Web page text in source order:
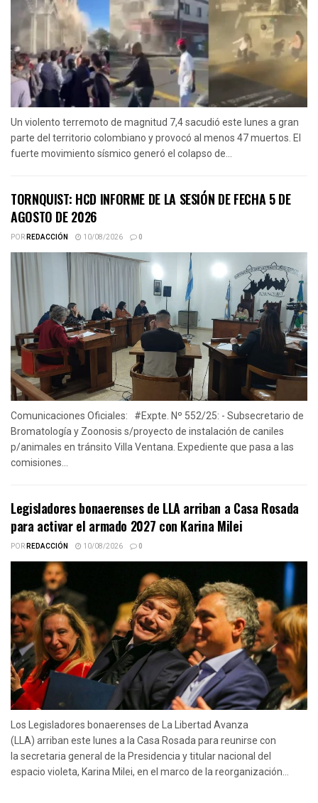
Un violento terremoto de magnitud 7,4 sacudió este lunes a gran
parte del territorio colombiano y provocó al menos 47 muertos. El
fuerte movimiento sísmico generó el colapso de...
TORNQUIST: HCD INFORME DE LA SESIÓN DE FECHA 5 DE
AGOSTO DE 2026
PORREDACCIÓN 10/08/2026 0
Comunicaciones Oficiales: #Expte. Nº 552/25: - Subsecretario de
Bromatología y Zoonosis s/proyecto de instalación de caniles
p/animales en tránsito Villa Ventana. Expediente que pasa a las
comisiones...
Legisladores bonaerenses de LLA arriban a Casa Rosada
para activar el armado 2027 con Karina Milei
PORREDACCIÓN 10/08/2026 0
Los Legisladores bonaerenses de La Libertad Avanza
(LLA) arriban este lunes a la Casa Rosada para reunirse con
la secretaria general de la Presidencia y titular nacional del
espacio violeta, Karina Milei, en el marco de la reorganización...